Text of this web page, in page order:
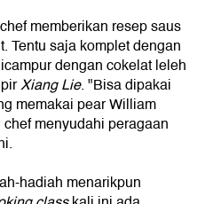
memberikan resep saus
Tentu saja komplet dengan
dengan cokelat leleh
Xiang Lie. "Bisa dipakai
memakai pear William
menyudahi peragaan
hadiah menarikpun